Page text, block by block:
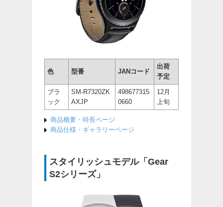
色 型番 JANコード
出荷
予定
ブラ
ック
SM-R7320ZK
AXJP
498677315
0660
12月
上旬
商品概要・特長ページ
商品仕様・ギャラリーページ
スタイリッシュモデル「Gear
S2シリーズ」